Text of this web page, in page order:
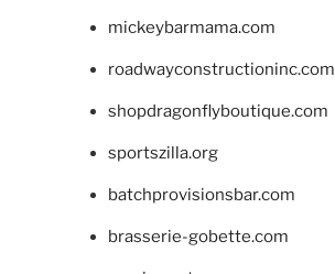
mickeybarmama.com
roadwayconstructioninc.com
shopdragonflyboutique.com
sportszilla.org
batchprovisionsbar.com
brasserie-gobette.com